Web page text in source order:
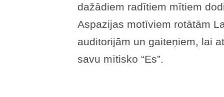
dažādiem radītiem mītiem
Aspazijas motīviem rotātām
auditorijām un gaiteņiem, lai
savu mītisko “Es”.